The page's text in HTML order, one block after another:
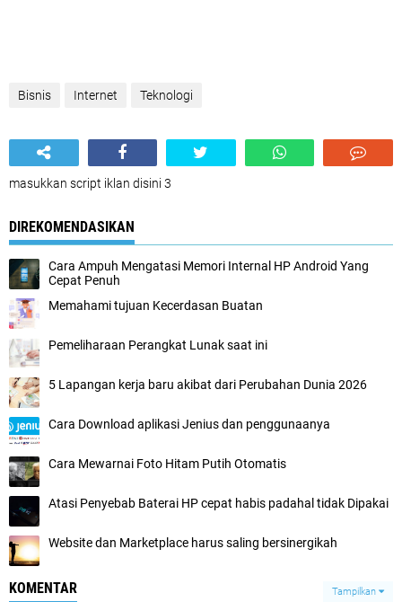
Bisnis Internet Teknologi
masukkan script iklan disini 3
DIREKOMENDASIKAN
Cara Ampuh Mengatasi Memori Internal HP Android Yang
Cepat Penuh
Memahami tujuan Kecerdasan Buatan
Pemeliharaan Perangkat Lunak saat ini
5 Lapangan kerja baru akibat dari Perubahan Dunia 2026
Cara Download aplikasi Jenius dan penggunaanya
Cara Mewarnai Foto Hitam Putih Otomatis
Atasi Penyebab Baterai HP cepat habis padahal tidak Dipakai
Website dan Marketplace harus saling bersinergikah
KOMENTAR Tampilkan